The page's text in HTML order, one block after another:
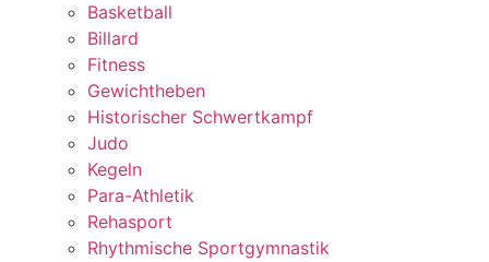
Basketball
Billard
Fitness
Gewichtheben
Historischer Schwertkampf
Judo
Kegeln
Para-Athletik
Rehasport
Rhythmische Sportgymnastik